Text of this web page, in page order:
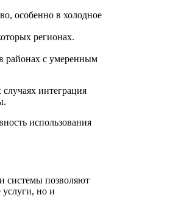
особенно в холодное
регионах.
районах с умеренным
интеграция
использования
системы позволяют
услуги, но и